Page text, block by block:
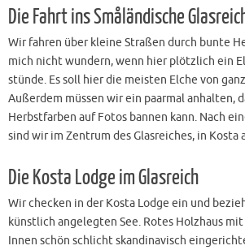
Die Fahrt ins Småländische
Wir fahren über kleine Straßen durch bunte
mich nicht wundern, wenn hier plötzlich ein
stünde. Es soll hier die meisten Elche von
Außerdem müssen wir ein paarmal anhalten,
Herbstfarben auf Fotos bannen kann. Nach
sind wir im Zentrum des Glasreiches, in Kosta
Die Kosta Lodge im Glasreich
Wir checken in der Kosta Lodge ein und
künstlich angelegten See. Rotes Holzhaus
Innen schön schlicht skandinavisch